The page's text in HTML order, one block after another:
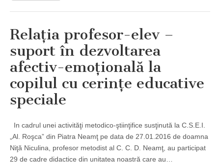
Relaţia profesor-elev –
suport în dezvoltarea
afectiv-emoţională la
copilul cu cerinţe educative
speciale
In cadrul unei activităţi metodico-ştiinţifice susţinută la C.S.E.I.
„Al. Roşca” din Piatra Neamţ pe data de 27.01.2016 de doamna
Niţă Niculina, profesor metodist al C. C. D. Neamţ, au participat
29 de cadre didactice din unitatea noastră care au…